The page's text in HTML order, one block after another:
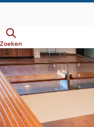
hoofdinhoud
Zoeken